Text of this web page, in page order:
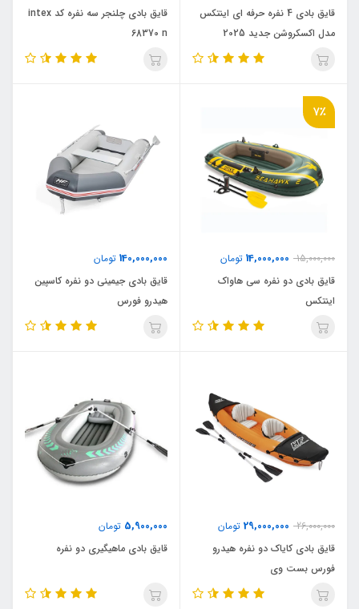
قایق بادی 4 نفره حرفه ای اینتکس
مدل اکسکروشن جدید 2025
قایق بادی چلنجر سه نفره کد intex
68370 n
7٪
15,000,000
14,000,000 تومان
قایق بادی دو نفره سی هاواک
اینتکس
140,000,000 تومان
قایق بادی جیمینی دو نفره کاسپین
هیدرو فورس
26,000,000
29,000,000 تومان
قایق بادی کایاک دو نفره هیدرو
فورس بست وی
5,900,000 تومان
قایق بادی ماهیگیری دو نفره